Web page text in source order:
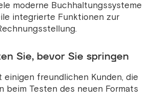
moderne Buchhaltungssysteme
integrierte Funktionen zur
Sie, bevor Sie springen
einigen freundlichen Kunden, die
beim Testen des neuen Formats